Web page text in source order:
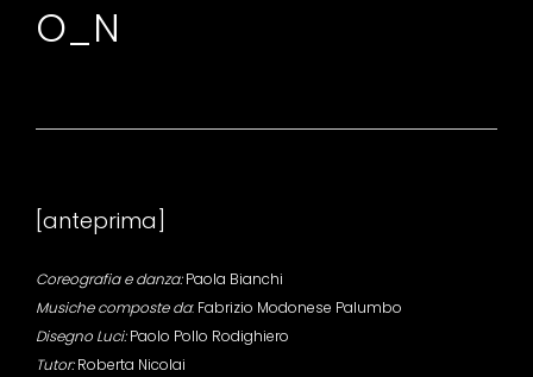
O_N
[anteprima]
Coreografia e danza:Paola Bianchi
Musiche composte da: Fabrizio Modonese Palumbo
Disegno Luci:Paolo Pollo Rodighiero
Tutor:Roberta Nicolai